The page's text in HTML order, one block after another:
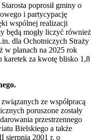
poprosił gminy o
i partycypację
wspólnej realizacji
będą mogły liczyć również
dla Ochotniczych Straży
w planach na 2025 rok
karetek za kwotę blisko 1,8
ze współpracą
poruszone zostały
przestrzennego
Bielskiego a także
sierpnia 2001 r. o